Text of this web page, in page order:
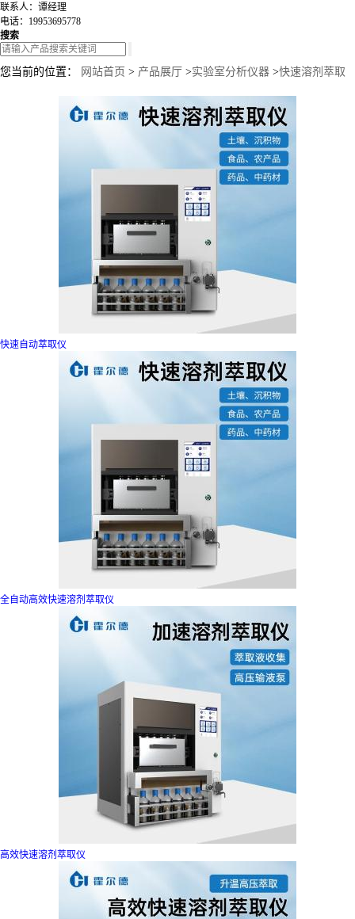
联系人：谭经理
电话：19953695778
搜索
您当前的位置： 网站首页 > 产品展厅 >实验室分析仪器 >快速溶剂萃取
快速自动萃取仪
全自动高效快速溶剂萃取仪
高效快速溶剂萃取仪